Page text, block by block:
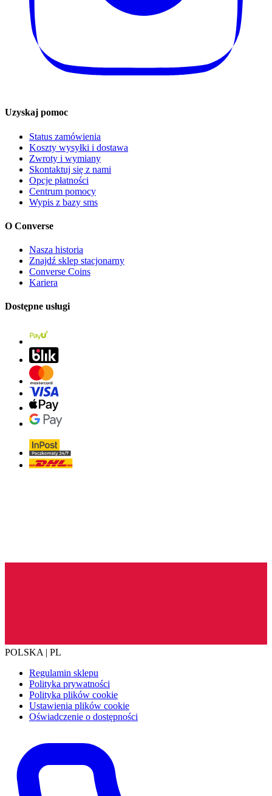
Uzyskaj pomoc
Status zamówienia
Koszty wysyłki i dostawa
Zwroty i wymiany
Skontaktuj się z nami
Opcje płatności
Centrum pomocy
Wypis z bazy sms
O Converse
Nasza historia
Znajdź sklep stacjonarny
Converse Coins
Kariera
Dostępne usługi
POLSKA | PL
Regulamin sklepu
Polityka prywatności
Polityka plików cookie
Ustawienia plików cookie
Oświadczenie o dostępności